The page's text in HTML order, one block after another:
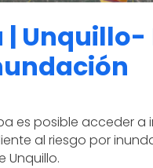
| Unquillo-
es posible acceder a
al riesgo por
Unquillo.